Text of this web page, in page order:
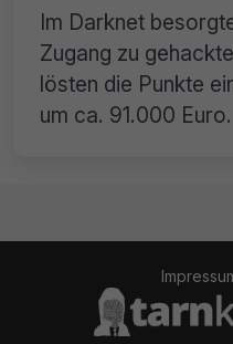
Im Darknet
Zugang zu
lösten die Punkte
um ca. 91.000 Euro.